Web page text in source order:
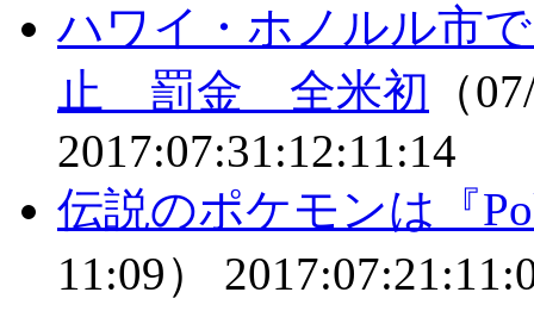
ハワイ・ホノルル市
止 罰金 全米初 （
2017:07:31:12:11:14
伝説のポケモンは『
11:09）